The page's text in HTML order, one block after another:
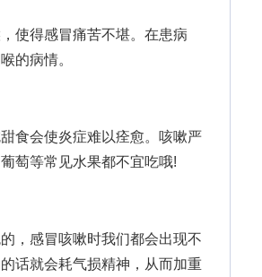
使得感冒痛苦不堪。在患病
的病情。
食会使炎症难以痊愈。咳嗽严
萄等常见水果都不宜吃哦!
，感冒咳嗽时我们都会出现不
话就会耗气损精神，从而加重